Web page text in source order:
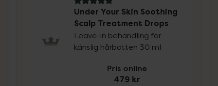
5 av 5 i omdöme
Under Your Skin Soothing
Scalp Treatment Drops
Leave-in behandling för
känslig hårbotten 30 ml
Pris online
479 kr